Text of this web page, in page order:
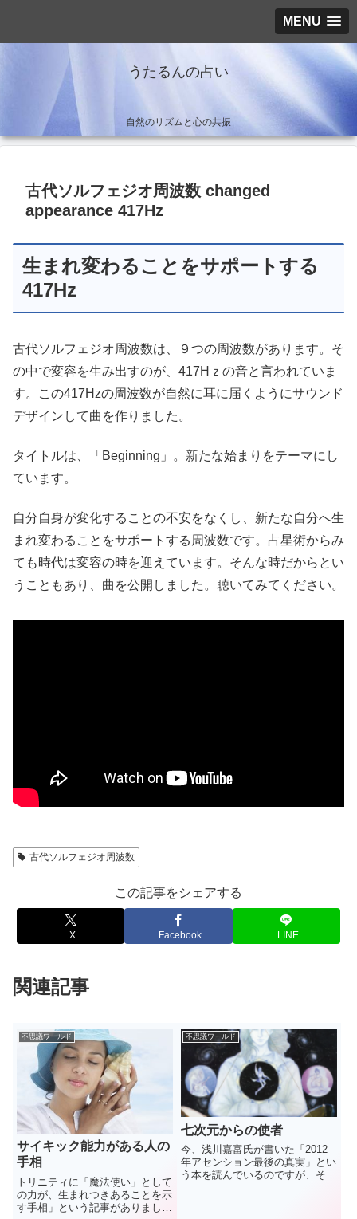
MENU
うたるんの占い
自然のリズムと心の共振
古代ソルフェジオ周波数 changed
appearance 417Hz
生まれ変わることをサポートする
417Hz
古代ソルフェジオ周波数は、９つの周波数があります。そ
の中で変容を生み出すのが、417Hｚの音と言われていま
す。この417Hzの周波数が自然に耳に届くようにサウンド
デザインして曲を作りました。
タイトルは、「Beginning」。新たな始まりをテーマにし
ています。
自分自身が変化することの不安をなくし、新たな自分へ生
まれ変わることをサポートする周波数です。占星術からみ
ても時代は変容の時を迎えています。そんな時だからとい
うこともあり、曲を公開しました。聴いてみてください。
古代ソルフェジオ周波数
この記事をシェアする
X Facebook LINE
関連記事
不思議ワールド
サイキック能力がある人の
手相
トリニティに「魔法使い」として
の力が、生まれつきあることを示
す手相」という記事がありまし
不思議ワールド
七次元からの使者
今、浅川嘉富氏が書いた「2012
年アセンション最後の真実」とい
う本を読んでいるのですが、その